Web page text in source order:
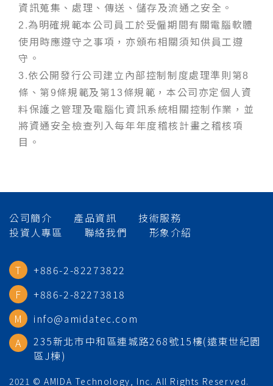
資訊蒐集、處理、傳送、儲存及流通之安全。
2.為明確規範本公司員工於受僱期間有關電腦軟體
使用時應遵守之事項，亦頒布相關須知供員工遵
守。
3.依公開發行公司建立內部控制制度處理準則第8
條、第 9條規範及第13 條規範，本公司亦定個人資
料保護之管理及電腦化資訊系統相關控制作業，並
將資通安全檢查列入每年年度稽核計畫之稽核項
目。
2021 © AMIDA Technology, Inc. All Rights Reserved.
公司簡介 產品資訊
技術服務
投資人專區
聯絡我們 形象介紹
+886-2-82273822
+886-2-82273818
info@amidatec.com
235新北市中和區連城路268號15樓(遠東世紀園
區J棟)